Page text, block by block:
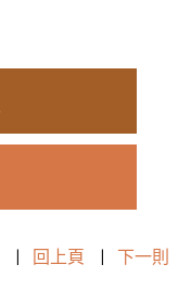
| 回上頁 | 下一則